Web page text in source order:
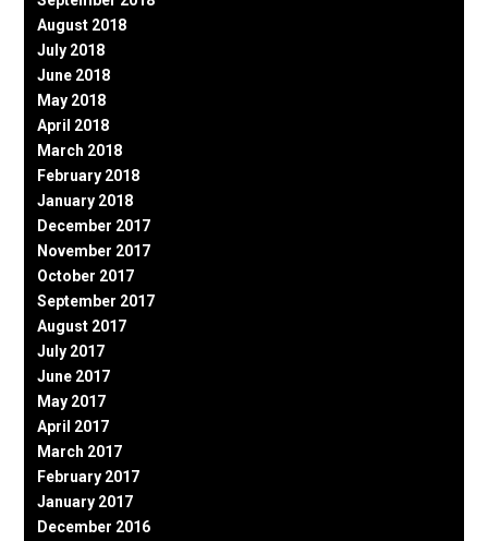
August 2018
July 2018
June 2018
May 2018
April 2018
March 2018
February 2018
January 2018
December 2017
November 2017
October 2017
September 2017
August 2017
July 2017
June 2017
May 2017
April 2017
March 2017
February 2017
January 2017
December 2016